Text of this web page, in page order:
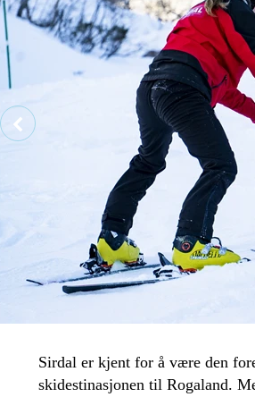
Sirdal er kjent for å være den
skidestinasjonen til Rogaland.